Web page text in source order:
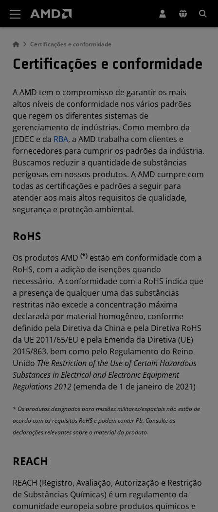
Certificações e conformidade
Certificações e conformidade
A AMD tem o compromisso de garantir os mais
altos níveis de conformidade nos vários padrões
que regem os diferentes sistemas de
gerenciamento de indústrias. Como membro da
JEDEC e da RBA, a AMD trabalha com clientes e
fornecedores para cumprir os padrões da indústria.
Buscamos reduzir a quantidade de substâncias
perigosas em nossos produtos. A AMD cumpre com
todas as certificações e padrões a seguir para
atender aos mais altos requisitos de qualidade,
segurança e proteção ambiental.
RoHS
Os produtos AMD (*) estão em conformidade com a
RoHS, com a adição de isenções quando
necessário. A conformidade com a RoHS indica que
a presença de qualquer uma das substâncias
restritas não excede a concentração máxima
declarada por material homogêneo, conforme
definido pela Diretiva da China e pela Diretiva RoHS
da UE 2011/65/EU e pela Emenda da Diretiva (UE)
2015/863, bem como pelo Regulamento do Reino
Unido The Restriction of the Use of Certain Hazardous
Substances in Electrical and Electronic Equipment
Regulations 2012(emenda de 1 de janeiro de 2021)
* Os produtos designados para missões militares/espaciais não estão de
acordo com os requisitos RoHS e podem conter Pb. Consulte as
declarações relevantes sobre o material do produto.
REACH
REACH (Registro, Avaliação, Autorização e Restrição
de Substâncias Químicas) é um regulamento da
comunidade europeia sobre produtos químicos e